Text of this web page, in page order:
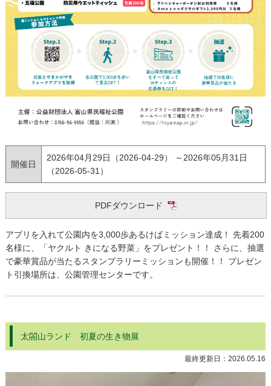
開催日
2026年04月29日（2026-04-29） ～2026年05月31日
（2026-05-31）
PDFダウンロード
アプリを入れて公園内を3,000歩あるけばミッション達成！ 先着200
名様に、「ヤクルト きになる野菜」をプレゼント！！ さらに、抽選
で豪華賞品が当たるスタンプラリーミッションも開催！！ プレゼン
ト引換場所は、公園管理センターです。
太閤山ランド 初夏の生き物展
最終更新日：2026.05.16